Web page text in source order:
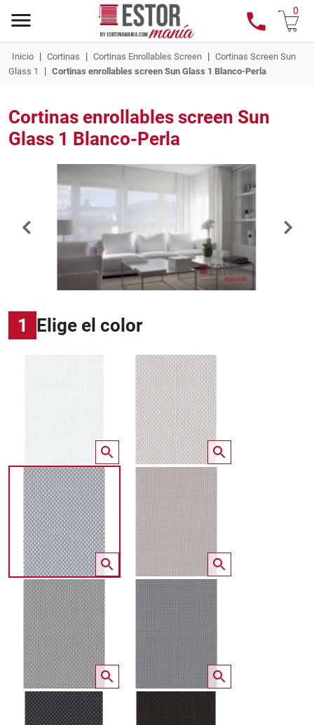
0
Inicio | Cortinas | Cortinas Enrollables Screen | Cortinas Screen Sun
Glass 1
| Cortinas enrollables screen Sun Glass 1 Blanco-Perla
Cortinas enrollables screen Sun
Glass 1 Blanco-Perla
1 Elige el color